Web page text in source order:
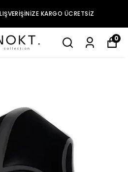
KARGO ÜCRETSIZ
0